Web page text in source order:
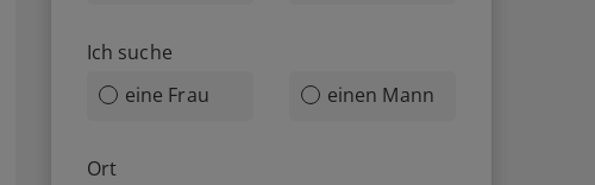
Ich suche
eine Frau
einen Mann
Ort